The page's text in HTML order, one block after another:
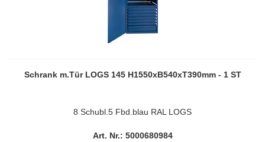
Schrank m.Tür LOGS 145 H1550xB540xT390mm - 1 ST
8 Schubl.5 Fbd.blau RAL LOGS
Art. Nr.: 5000680984